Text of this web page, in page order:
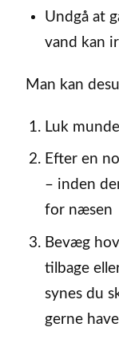
Undgå at
vand kan
Man kan
Luk
Efter en
– inden
for næsen
Bevæg
tilbage
synes du
gerne